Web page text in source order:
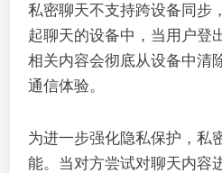
私密聊天不支持跨设备同步
起聊天的设备中，当用户登
相关内容会彻底从设备中清
通信体验。
为进一步强化隐私保护，私
能。当对方尝试对聊天内容